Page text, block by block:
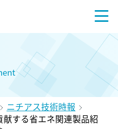
ニチアス技術時報
する省エネ関連製品紹